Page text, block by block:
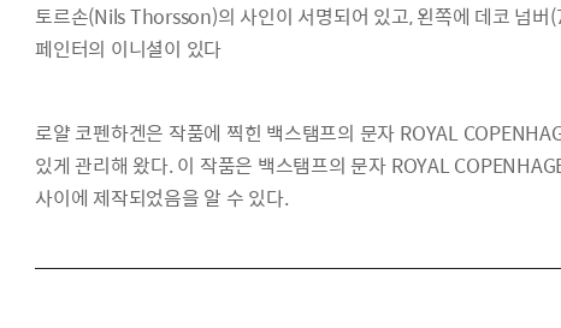
토르손(Nils Thorsson)의 사인이 서명되어 있고, 왼쪽에 데코 넘
페인터의 이니셜이 있다
로얄 코펜하겐은 작품에 찍힌 백스탬프의 문자 ROYAL
있게 관리해 왔다. 이 작품은 백스탬프의 문자 ROYAL
사이에 제작되었음을 알 수 있다.